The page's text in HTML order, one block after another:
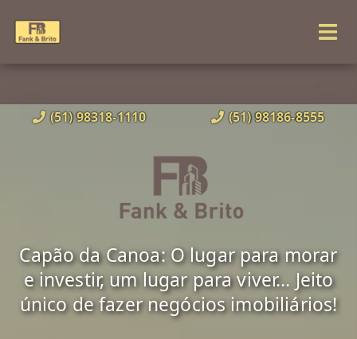
(51) 98318-1110 (51) 98186-8555
Capão da Canoa: O lugar para morar
e investir, um lugar para viver... Jeito
único de fazer negócios imobiliários!